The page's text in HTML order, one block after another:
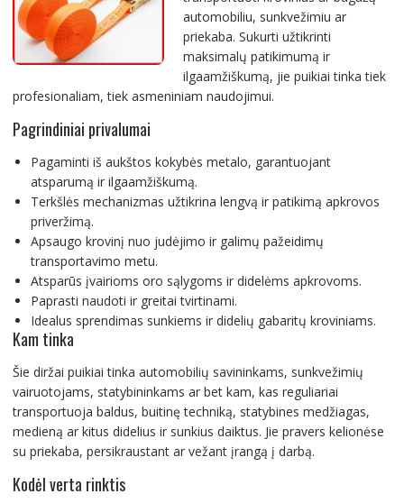
automobiliu, sunkvežimiu ar
priekaba. Sukurti užtikrinti
maksimalų patikimumą ir
ilgaamžiškumą, jie puikiai tinka tiek
profesionaliam, tiek asmeniniam naudojimui.
Pagrindiniai privalumai
Pagaminti iš aukštos kokybės metalo, garantuojant
atsparumą ir ilgaamžiškumą.
Terkšlės mechanizmas užtikrina lengvą ir patikimą apkrovos
priveržimą.
Apsaugo krovinį nuo judėjimo ir galimų pažeidimų
transportavimo metu.
Atsparūs įvairioms oro sąlygoms ir didelėms apkrovoms.
Paprasti naudoti ir greitai tvirtinami.
Idealus sprendimas sunkiems ir didelių gabaritų kroviniams.
Kam tinka
Šie diržai puikiai tinka automobilių savininkams, sunkvežimių
vairuotojams, statybininkams ar bet kam, kas reguliariai
transportuoja baldus, buitinę techniką, statybines medžiagas,
medieną ar kitus didelius ir sunkius daiktus. Jie pravers kelionėse
su priekaba, persikraustant ar vežant įrangą į darbą.
Kodėl verta rinktis